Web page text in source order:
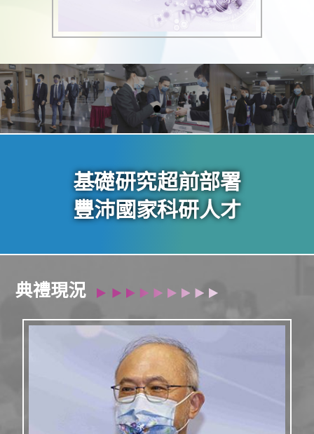
基礎研究超前部署
豐沛國家科研人才
典禮現況